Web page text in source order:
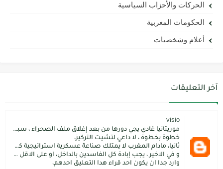
الحركات والأحزاب السياسية
الحكومات المغربية
أعلام وشخصيات
آخر التعليقات
visio
موريتانيا غادي يجي دورها من بعد إغلاق ملف الصحراء ، سبتة مليلية و الجزر،
خطوة بخطوة ، لا داعي لتشيت التركيز،
ثانيا، مادام المغرب لا يمتلك صناعة عسكرية استراتيجية كما فعل الاتراك فسيبقى داءما محل اطماع الغير،
و في الاخير ، يجب إبادة كل الفاسدين بالداخل، او على الاقل كما فعل محمد بن سلمان: قم بتسليم الاموال المنهوبة او المشنقة(حرفيا)، فقط هم بضعة آلاف ليسوا كُثر.
وارد جدا ان يكون احد قراء هدا التعليق احدهم،